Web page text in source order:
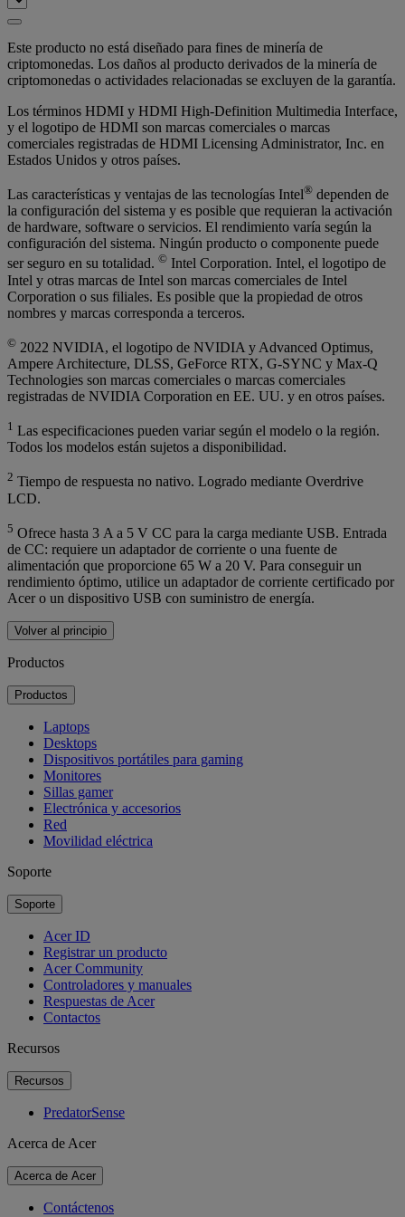
Este producto no está diseñado para fines de minería de
criptomonedas. Los daños al producto derivados de la minería de
criptomonedas o actividades relacionadas se excluyen de la garantía.
Los términos HDMI y HDMI High-Definition Multimedia Interface,
y el logotipo de HDMI son marcas comerciales o marcas
comerciales registradas de HDMI Licensing Administrator, Inc. en
Estados Unidos y otros países.
Las características y ventajas de las tecnologías Intel® dependen de
la configuración del sistema y es posible que requieran la activación
de hardware, software o servicios. El rendimiento varía según la
configuración del sistema. Ningún producto o componente puede
ser seguro en su totalidad. © Intel Corporation. Intel, el logotipo de
Intel y otras marcas de Intel son marcas comerciales de Intel
Corporation o sus filiales. Es posible que la propiedad de otros
nombres y marcas corresponda a terceros.
© 2022 NVIDIA, el logotipo de NVIDIA y Advanced Optimus,
Ampere Architecture, DLSS, GeForce RTX, G-SYNC y Max-Q
Technologies son marcas comerciales o marcas comerciales
registradas de NVIDIA Corporation en EE. UU. y en otros países.
1 Las especificaciones pueden variar según el modelo o la región.
Todos los modelos están sujetos a disponibilidad.
2 Tiempo de respuesta no nativo. Logrado mediante Overdrive
LCD.
5 Ofrece hasta 3 A a 5 V CC para la carga mediante USB. Entrada
de CC: requiere un adaptador de corriente o una fuente de
alimentación que proporcione 65 W a 20 V. Para conseguir un
rendimiento óptimo, utilice un adaptador de corriente certificado por
Acer o un dispositivo USB con suministro de energía.
Volver al principio
Productos
Productos
Laptops
Desktops
Dispositivos portátiles para gaming
Monitores
Sillas gamer
Electrónica y accesorios
Red
Movilidad eléctrica
Soporte
Soporte
Acer ID
Registrar un producto
Acer Community
Controladores y manuales
Respuestas de Acer
Contactos
Recursos
Recursos
PredatorSense
Acerca de Acer
Acerca de Acer
Contáctenos